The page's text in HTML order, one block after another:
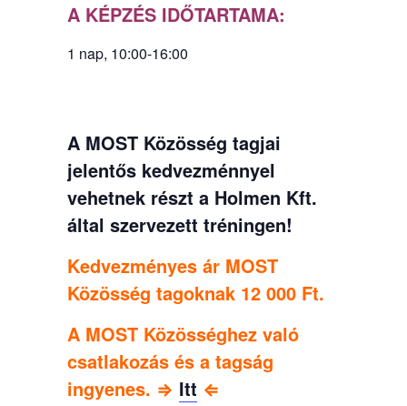
A KÉPZÉS IDŐTARTAMA:
1 nap, 10:00-16:00
A MOST Közösség tagjai
jelentős kedvezménnyel
vehetnek részt a Holmen Kft.
által szervezett tréningen!
Kedvezményes ár MOST
Közösség tagoknak 12 000 Ft.
A MOST Közösséghez való
csatlakozás és a tagság
ingyenes. ⇒ Itt ⇐